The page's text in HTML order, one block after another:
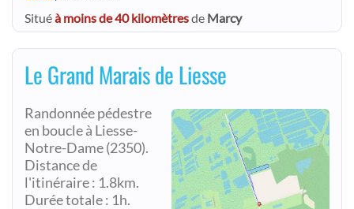
Situéà moins de 40 kilomètresde Marcy
Le Grand Marais de Liesse
Randonnée pédestre
en boucle à Liesse-
Notre-Dame (2350).
Distance de
l'itinéraire : 1.8km.
Durée totale : 1h.